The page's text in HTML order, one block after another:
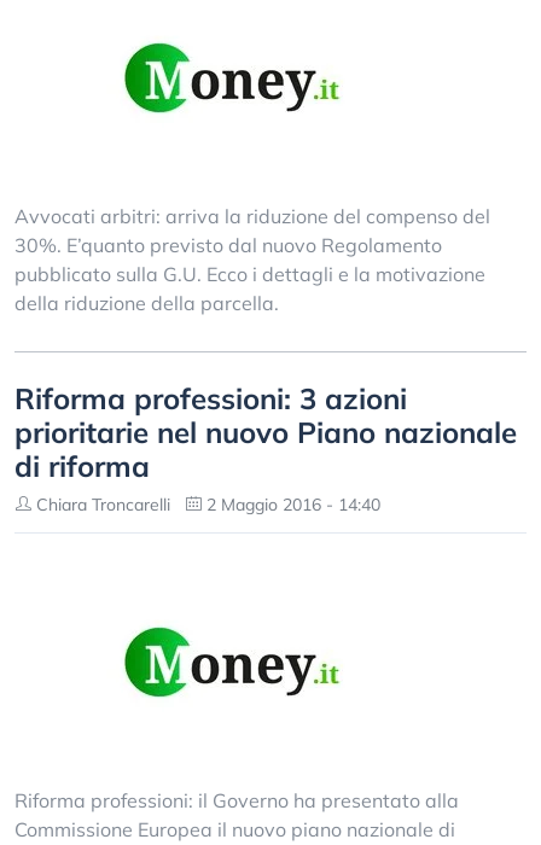
Avvocati arbitri: arriva la riduzione del compenso del
30%. E’quanto previsto dal nuovo Regolamento
pubblicato sulla G.U. Ecco i dettagli e la motivazione
della riduzione della parcella.
Riforma professioni: 3 azioni
prioritarie nel nuovo Piano nazionale
di riforma
Chiara Troncarelli 2 Maggio 2016 - 14:40
Riforma professioni: il Governo ha presentato alla
Commissione Europea il nuovo piano nazionale di